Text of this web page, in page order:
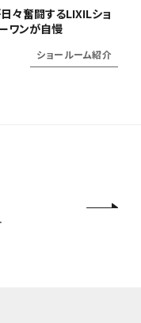
々奮闘するLIXILショ
ワンが自慢
ショールーム紹介